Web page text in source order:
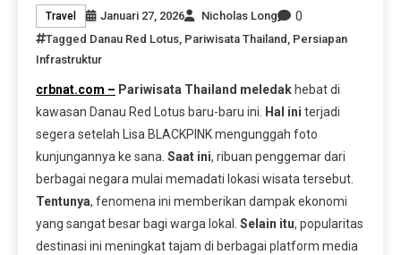
Travel Januari 27, 2026 Nicholas Long 0
Tagged Danau Red Lotus Pariwisata Thailand Persiapan
Infrastruktur
crbnat.com – Pariwisata Thailand meledak hebat di
kawasan Danau Red Lotus baru-baru ini.
Hal ini terjadi
segera setelah Lisa BLACKPINK mengunggah foto
kunjungannya ke sana. Saat ini, ribuan penggemar dari
berbagai negara mulai memadati lokasi wisata tersebut.
Tentunya, fenomena ini memberikan dampak ekonomi
yang sangat besar bagi warga lokal. Selain itu, popularitas
destinasi ini meningkat tajam di berbagai platform media